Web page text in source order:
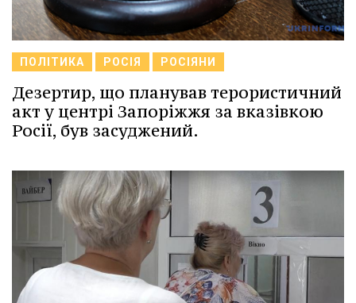
ПОЛІТИКА РОСІЯ РОСІЯНИ
Дезертир, що планував терористичний
акт у центрі Запоріжжя за вказівкою
Росії, був засуджений.